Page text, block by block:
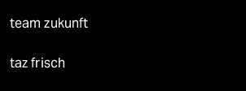
team zukunft
taz frisch